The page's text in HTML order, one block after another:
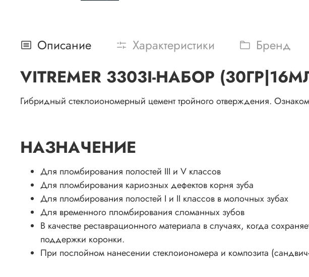
Описание Характеристики Бренд
VITREMER 3303I-НАБОР
Гибридный стеклоиономерный цемент тройного отверждения.
НАЗНАЧЕНИЕ
Для пломбирования полостей III и V классов
Для пломбирования кариозных дефектов корня зуба
Для пломбирования полостей I и II классов в молочных зубах
Для временного пломбирования сломанных зубов
В качестве реставрационного материала в случаях, когда
поддержки коронки.
При послойном нанесении стеклоиономера и композита (сандвич-